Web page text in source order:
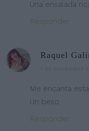
Una ensalada rica
Responder
Raquel
Me encanta
Un beso
Responder